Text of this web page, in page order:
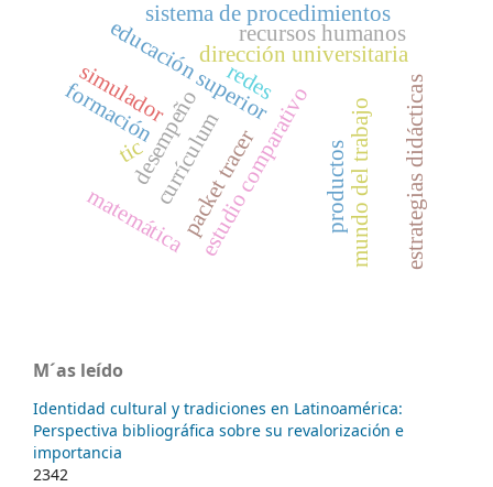
desempeño
educación superior
formación
dirección universitaria
estudio comparativo
recursos humanos
simulador
packet tracer
redes
tic mundo del trabajo estrategias didácticas
sistema de procedimientos
matemática productos
currículum
M´as leído
Identidad cultural y tradiciones en Latinoamérica:
Perspectiva bibliográfica sobre su revalorización e
importancia
2342